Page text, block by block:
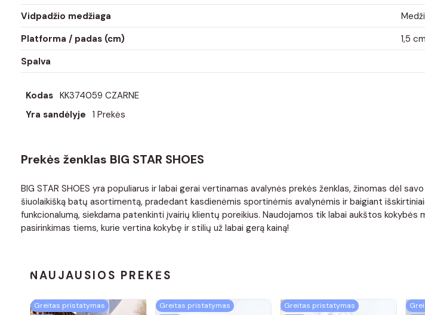
Vidpadžio medžiaga
Platforma / padas (cm)
1,5 cm
Spalva
Kodas KK374059 CZARNE
Yra sandėlyje 1 Prekės
Prekės ženklas BIG STAR SHOES
BIG STAR SHOES yra populiarus ir labai gerai vertinamas avalynės prekės ženklas, žinomas dėl
šiuolaikišką batų asortimentą, pradedant kasdienėmis sportinėmis avalynėmis ir baigiant
funkcionalumą, siekdama patenkinti įvairių klientų poreikius. Naudojamos tik labai aukštos
pasirinkimas tiems, kurie vertina kokybę ir stilių už labai gerą kainą!
NAUJAUSIOS PREKĖS
Greitas pristatymas
Greitas pristatymas
Greitas pristatymas